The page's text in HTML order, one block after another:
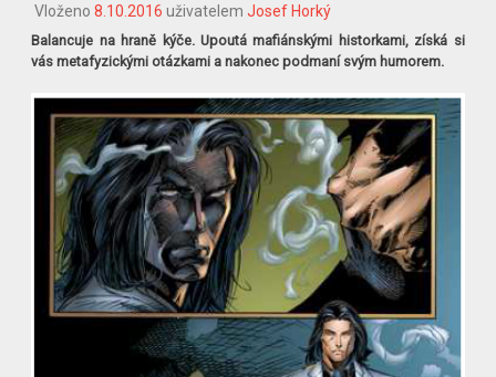
Vloženo 8.10.2016 uživatelem Josef Horký
Balancuje na hraně kýče. Upoutá mafiánskými historkami, získá si
vás metafyzickými otázkami a nakonec podmaní svým humorem.